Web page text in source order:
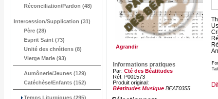
Réconciliation/Pardon (48)
Intercession/Supplication (31)
Père (28)
Esprit Saint (73)
Unité des chrétiens (8)
Vierge Marie (93)
Aumônerie/Jeunes (129)
Catéchèse/Enfants (152)
Temps Liturgiques (295)
Agrandir
Informations pratiques
Par: Cté des Béatitudes
Réf: P001573
Produit original:
Béatitudes Musique BEAT0355